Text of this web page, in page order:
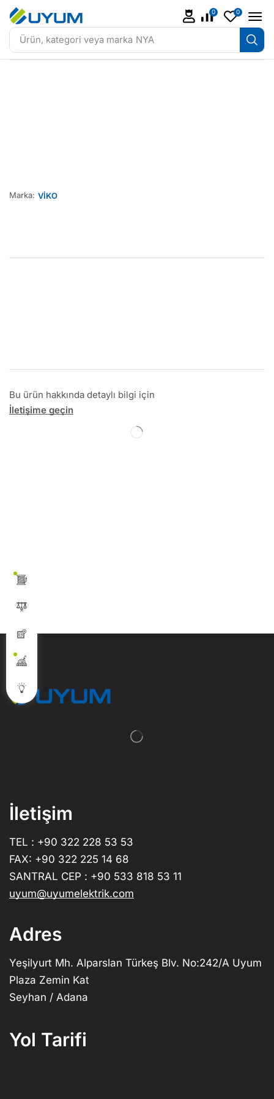
Ürün, kategori veya marka NYA
0 0
Marka: VİKO
Bu ürün hakkında detaylı bilgi için
İletişime geçin
İletişim
TEL : +90 322 228 53 53
FAX: +90 322 225 14 68
SANTRAL CEP : +90 533 818 53 11
uyum@uyumelektrik.com
Adres
Yeşilyurt Mh. Alparslan Türkeş Blv. No:242/A Uyum
Plaza Zemin Kat
Seyhan / Adana
Yol Tarifi